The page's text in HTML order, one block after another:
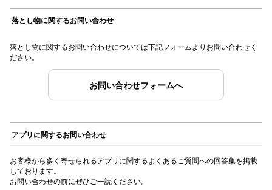
落とし物に関するお問い合わせ
落とし物に関するお問い合わせについては下記フォームよりお問い合わせく
ださい。
お問い合わせフォームへ
アプリに関するお問い合わせ
お客様から多く寄せられるアプリに関するよくあるご質問への回答集を掲載
しております。
お問い合わせの前にぜひご一読ください。
スタッ
公式SNS